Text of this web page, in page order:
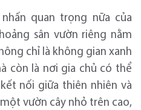
quan trọng nữa của
sân vườn riêng nằm
chỉ là không gian xanh
còn là nơi gia chủ có thể
nối giữa thiên nhiên và
vườn cây nhỏ trên cao,